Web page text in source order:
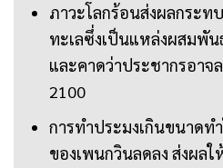
ภาวะโลกร้อนส่งผลกระท
ทะเลซึ่งเป็นแหล่งผสมพั
และคาดว่าประชากรอาจ
2100
การทำประมงเกินขนาด
ของเพนกวินลดลง ส่งผล